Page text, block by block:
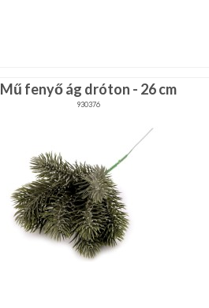
Mű fenyő ág dróton - 26 cm
930376